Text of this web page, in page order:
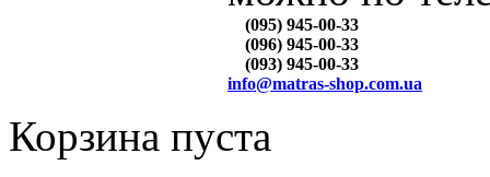
(095) 945-00-33
(096) 945-00-33
(093) 945-00-33
info@matras-shop.com.ua
Корзина пуста